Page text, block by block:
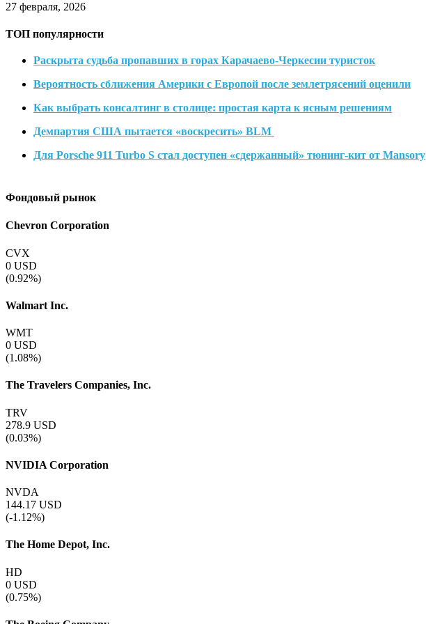
27 февраля, 2026
ТОП популярности
Раскрыта судьба пропавших в горах Карачаево-Черкесии туристок
Вероятность сближения Америки с Европой после землетрясений оценили
Как выбрать консалтинг в столице: простая карта к ясным решениям
Демпартия США пытается «воскресить» BLM
Для Porsche 911 Turbo S стал доступен «сдержанный» тюнинг-кит от Mansory
Фондовый рынок
Chevron Corporation
CVX
0 USD
(0.92%)
Walmart Inc.
WMT
0 USD
(1.08%)
The Travelers Companies, Inc.
TRV
278.9 USD
(0.03%)
NVIDIA Corporation
NVDA
144.17 USD
(-1.12%)
The Home Depot, Inc.
HD
0 USD
(0.75%)